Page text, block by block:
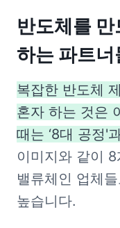
반도체를
하는 파트너
복잡한 반도체
혼자 하는 것은
때는 ‘8대 공정'
이미지와 같이
밸류체인 업체
높습니다.